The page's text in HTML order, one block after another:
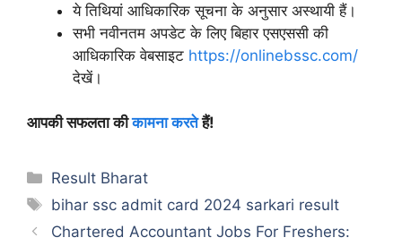
ये तिथियां आधिकारिक सूचना के अनुसार अस्थायी हैं।
सभी नवीनतम अपडेट के लिए बिहार एसएससी की
आधिकारिक वेबसाइट https://onlinebssc.com/
देखें।
आपकी सफलता कीकामना करतेहैं!
Categories
Result Bharat
Tags
bihar ssc admit card 2024 sarkari result
Chartered Accountant Jobs For Freshers: